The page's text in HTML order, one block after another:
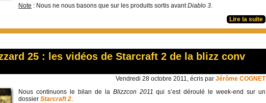
Note : Nous ne nous basons que sur les produits sortis avantDiablo 3.
Lire la suite
25 : les vidéos de Starcraft 2 de la blizz conv
Vendredi 28 octobre 2011, écris par Jérôme COGNET
Nous continuons le bilan de laBlizzcon 2011 qui s’est déroulé le week-end sur un
dossier Starcraft 2.